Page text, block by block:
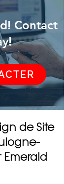
Contact
de Site